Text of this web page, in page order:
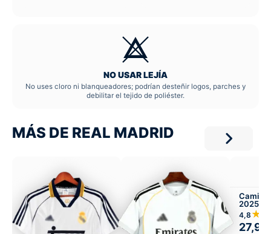
NO USAR LEJÍA
No uses cloro ni blanqueadores; podrían desteñir logos, parches y
debilitar el tejido de poliéster.
MÁS DE REAL MADRID
2025-
Infantil
4,8
27,99